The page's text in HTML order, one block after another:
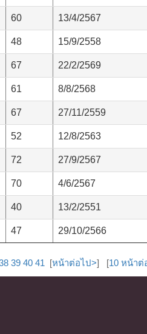
60 13/4/2567
48 15/9/2558
67 22/2/2569
61 8/8/2568
67 27/11/2559
52 12/8/2563
72 27/9/2567
70 4/6/2567
40 13/2/2551
47 29/10/2566
39 40 41 [หน้าต่อไป>] [10 หน้าต่